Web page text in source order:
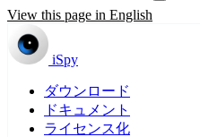
View this page in English
iSpy
ダウンロード
ドキュメント
ライセンス化